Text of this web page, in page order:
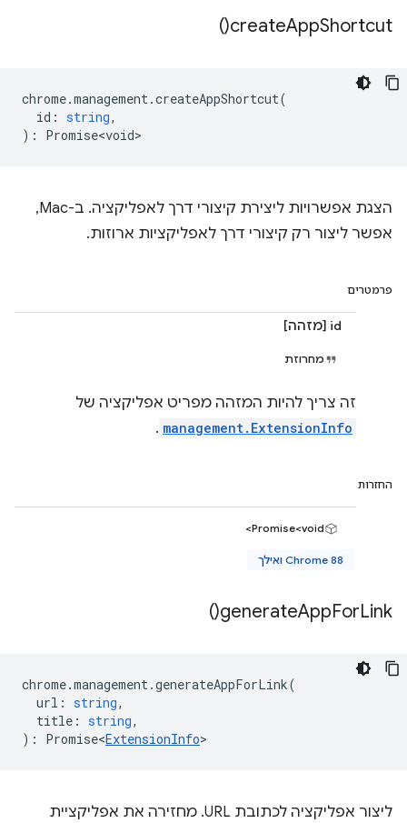
createAppShortcut(
)
chrome.management.createAppShortcut(
id : string,
) : Promise<void>
הצגת אפשרויות ליצירת קיצורי דרך לאפליקציה. ב-Mac,
אפשר ליצור רק קיצורי דרך לאפליקציות ארוזות.
פרמטרים
id [מזהה]
מחרוזת
זה צריך להיות המזהה מפריט אפליקציה של
management.ExtensionInfo
.
החזרות
Promise<void>
Chrome 88 ואילך
generateAppForLink(
)
chrome.management.generateAppForLink(
url : string,
title : string,
) : Promise<ExtensionInfo>
ליצור אפליקציה לכתובת URL. מחזירה את אפליקציית